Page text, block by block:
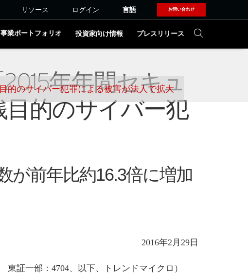
リソース ログイン 言語 お問い合わせ
事業ポートフォリオ 投資家向け情報 プレスリリース
的のサイバー犯罪による被害が法人で拡大
年年間セキュ
的のサイバー犯
が前年比約16.3倍に増加
2016年2月29日
証一部：4704、以下、トレンドマイクロ）